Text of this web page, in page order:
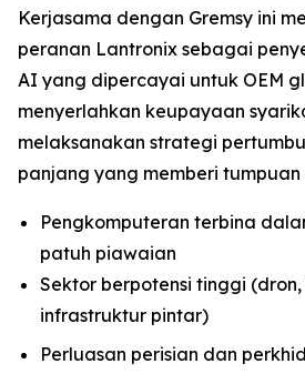
Kerjasama dengan Gremsy ini
peranan Lantronix sebagai
AI yang dipercayai untuk OEM
menyerlahkan keupayaan
melaksanakan strategi
panjang yang memberi
Pengkomputeran terbina
patuh piawaian
Sektor berpotensi tinggi
infrastruktur pintar)
Perluasan perisian dan